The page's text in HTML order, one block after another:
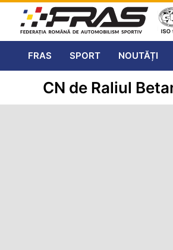
FRAS SPORT NOUTĂȚI
CN de Raliul